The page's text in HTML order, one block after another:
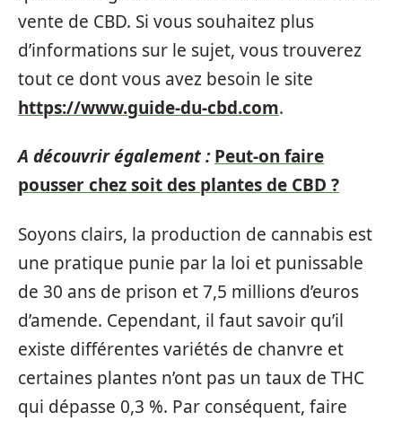
vente de CBD. Si vous souhaitez plus
d’informations sur le sujet, vous trouverez
tout ce dont vous avez besoin le site
https://www.guide-du-cbd.com.
A découvrir également : Peut-on faire
pousser chez soit des plantes de CBD ?
Soyons clairs, la production de cannabis est
une pratique punie par la loi et punissable
de 30 ans de prison et 7,5 millions d’euros
d’amende. Cependant, il faut savoir qu’il
existe différentes variétés de chanvre et
certaines plantes n’ont pas un taux de THC
qui dépasse 0,3 %. Par conséquent, faire